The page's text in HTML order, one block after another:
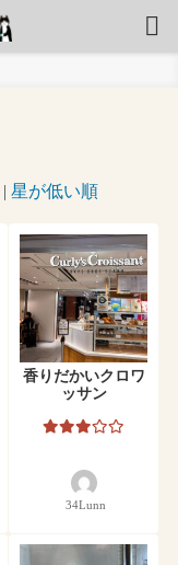
| 星が低い順
香りだかいクロワ
ッサン
34Lunn